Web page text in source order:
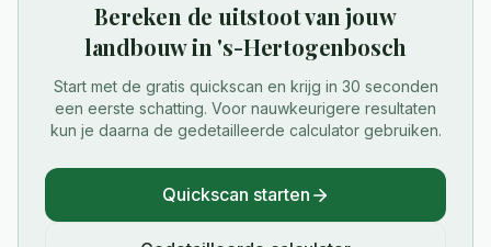
Bereken de uitstoot van jouw
landbouwin 's-Hertogenbosch
Start met de gratis quickscan en krijg in 30 seconden
een eerste schatting. Voor nauwkeurigere resultaten
kun je daarna de gedetailleerde calculator gebruiken.
Quickscan starten